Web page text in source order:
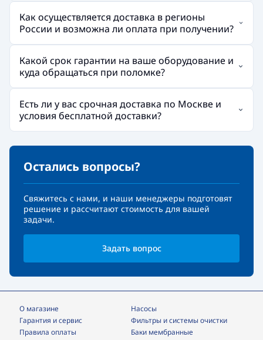
Как осуществляется доставка в регионы
России и возможна ли оплата при получении?
Какой срок гарантии на ваше оборудование и
куда обращаться при поломке?
Есть ли у вас срочная доставка по Москве и
условия бесплатной доставки?
Остались вопросы?
Свяжитесь с нами, и наши менеджеры подготовят
решение и рассчитают стоимость для вашей
задачи.
Задать вопрос
О магазине
Гарантия и сервис
Правила оплаты
Насосы
фильтры и системы очистки
Баки мембранные